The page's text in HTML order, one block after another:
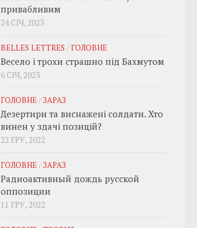
привабливим
24 СІЧ, 2023
BELLES LETTRES /ГОЛОВНЕ
Весело і трохи страшно під Бахмутом
6 СІЧ, 2023
ГОЛОВНЕ/ЗАРАЗ
Дезертири та виснажені солдати. Хто
винен у здачі позицій?
22 ГРУ, 2022
ГОЛОВНЕ/ЗАРАЗ
Радиоактивный дождь русской
оппозиции
11 ГРУ, 2022